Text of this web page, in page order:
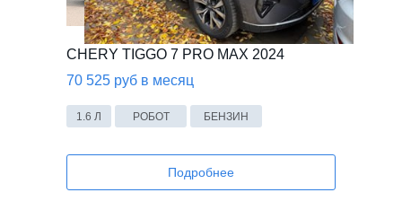
CHERY TIGGO 7 PRO MAX 2024
70 525 руб в месяц
Подробнее
1.6 Л РОБОТ БЕНЗИН